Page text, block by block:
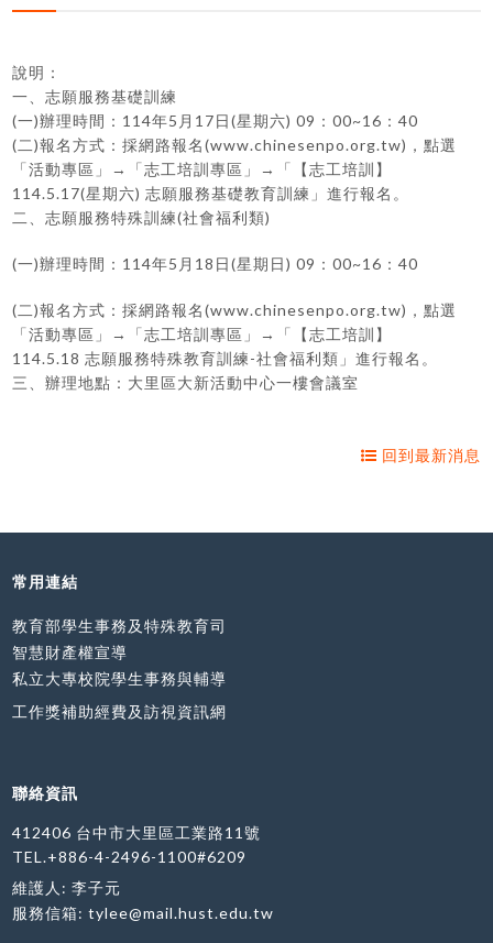
說明：
一、志願服務基礎訓練
(一)辦理時間：114年5月17日(星期六) 09：00~16：40
(二)報名方式：採網路報名(www.chinesenpo.org.tw)，點選
「活動專區」→「志工培訓專區」→「【志工培訓】
114.5.17(星期六) 志願服務基礎教育訓練」進行報名。
二、志願服務特殊訓練(社會福利類)
(一)辦理時間：114年5月18日(星期日) 09：00~16：40
(二)報名方式：採網路報名(www.chinesenpo.org.tw)，點選
「活動專區」→「志工培訓專區」→「【志工培訓】
114.5.18 志願服務特殊教育訓練-社會福利類」進行報名。
三、辦理地點：大里區大新活動中心一樓會議室
回到最新消息
常用連結
教育部學生事務及特殊教育司
智慧財產權宣導
私立大專校院學生事務與輔導
工作獎補助經費及訪視資訊網
聯絡資訊
412406 台中市大里區工業路11號
TEL.+886-4-2496-1100#6209
維護人: 李子元
服務信箱:tylee@mail.hust.edu.tw